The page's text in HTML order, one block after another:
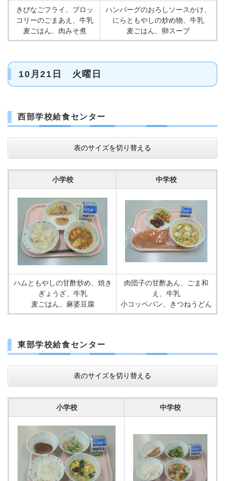
きびなごフライ、ブロッ
コリーのごまあえ、牛乳
麦ごはん、肉みそ煮
ハンバーグのおろしソースかけ、
にらともやしの炒め物、牛乳
麦ごはん、卵スープ
10月21日 火曜日
西部学校給食センター
表のサイズを切り替える
小学校 中学校
ハムともやしの甘酢炒め、焼き
ぎょうざ、牛乳
麦ごはん、麻婆豆腐
肉団子の甘酢あん、ごま和
え、牛乳
小コッペパン、きつねうどん
東部学校給食センター
表のサイズを切り替える
小学校 中学校